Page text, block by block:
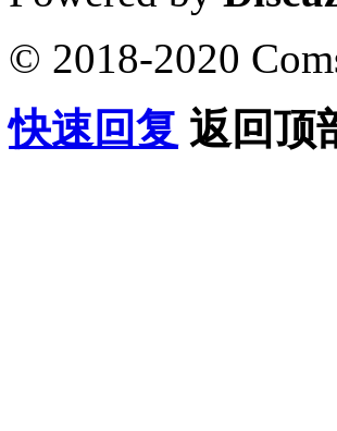
© 2018-2020
快速回复 返回顶